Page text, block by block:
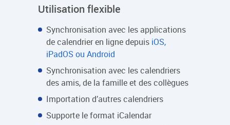
Utilisation flexible
Synchronisation avec les applications
de calendrier en ligne depuis iOS,
iPadOS ou Android
Synchronisation avec les calendriers
des amis, de la famille et des collègues
Importation d’autres calendriers
Supporte le format iCalendar